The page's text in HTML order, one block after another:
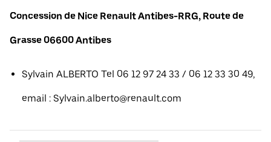
Concession de Nice Renault Antibes-RRG, Route de
Grasse 06600 Antibes
Sylvain ALBERTO Tel 06 12 97 24 33 / 06 12 33 30 49,
email : Sylvain.alberto@renault.com